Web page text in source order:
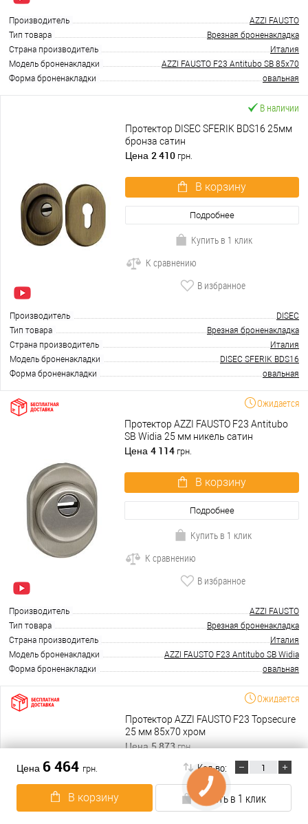
Цена 6 464 грн. Кол-во:
В корзину Купить в 1 клик
Производитель
AZZI FAUSTO
Тип товара
Врезная броненакладка
Страна производитель
Италия
Модель броненакладки
AZZI FAUSTO F23 Antitubo SB 85x70
Форма броненакладки
овальная
В наличии
Протектор DISEC SFERIK BDS16 25мм
бронза сатин
Цена 2 410 грн.
В корзину
Подробнее
Купить в 1 клик
К сравнению
В избранное
Производитель
DISEC
Тип товара
Врезная броненакладка
Страна производитель
Италия
Модель броненакладки
DISEC SFERIK BDS16
Форма броненакладки
овальная
Ожидается
Протектор AZZI FAUSTO F23 Antitubo
SB Widia 25 мм никель сатин
Цена 4 114 грн.
В корзину
Подробнее
Купить в 1 клик
К сравнению
В избранное
Производитель
AZZI FAUSTO
Тип товара
Врезная броненакладка
Страна производитель
Италия
Модель броненакладки
AZZI FAUSTO F23 Antitubo SB Widia
Форма броненакладки
овальная
Ожидается
Протектор AZZI FAUSTO F23 Topsecure
25 мм 85х70 хром
Цена5 873грн.
В корзину
Подробнее
КНОПКА
ЗВ'ЯЗКУ